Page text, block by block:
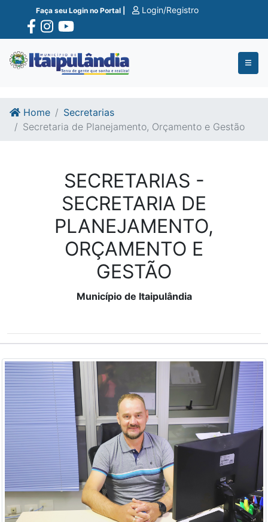
Ir para o conte�do
Ir para o fim do conte�do
Faça seu Login no Portal | Login/Registro
Home
Secretarias
Secretaria de Planejamento, Orçamento e Gestão
SECRETARIAS -
SECRETARIA DE
PLANEJAMENTO,
ORÇAMENTO E
GESTÃO
Município de Itaipulândia